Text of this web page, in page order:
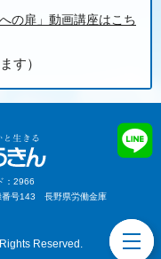
の扉」動画講座はこち
す）
：2966
号143 長野県労働金庫
Reserved.
toggle